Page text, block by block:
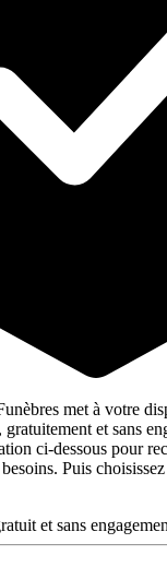
met à votre
et sans
ci-dessous pour
Puis
et sans